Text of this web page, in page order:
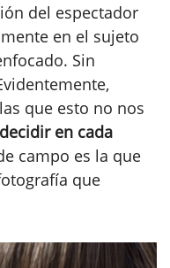
del espectador
en el sujeto
Sin
que esto no nos
en cada
campo es la que
que